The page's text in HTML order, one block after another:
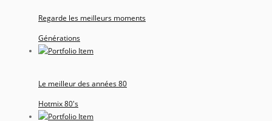
Regarde les meilleurs moments
Générations
Le meilleur des années 80
Hotmix 80's